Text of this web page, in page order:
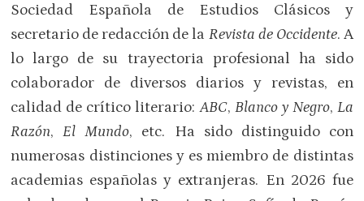
Sociedad Española de Estudios Clásicos y
secretario de redacción de la Revista de Occidente. A
lo largo de su trayectoria profesional ha sido
colaborador de diversos diarios y revistas, en
calidad de crítico literario:ABC, Blanco y Negro, La
Razón,El Mundo, etc. Ha sido distinguido con
numerosas distinciones y es miembro de distintas
academias españolas y extranjeras. En 2026 fue